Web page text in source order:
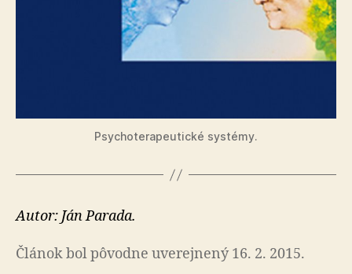
Psychoterapeutické systémy.
Autor: Ján Parada.
Článok bol pôvodne uverejnený 16. 2. 2015.